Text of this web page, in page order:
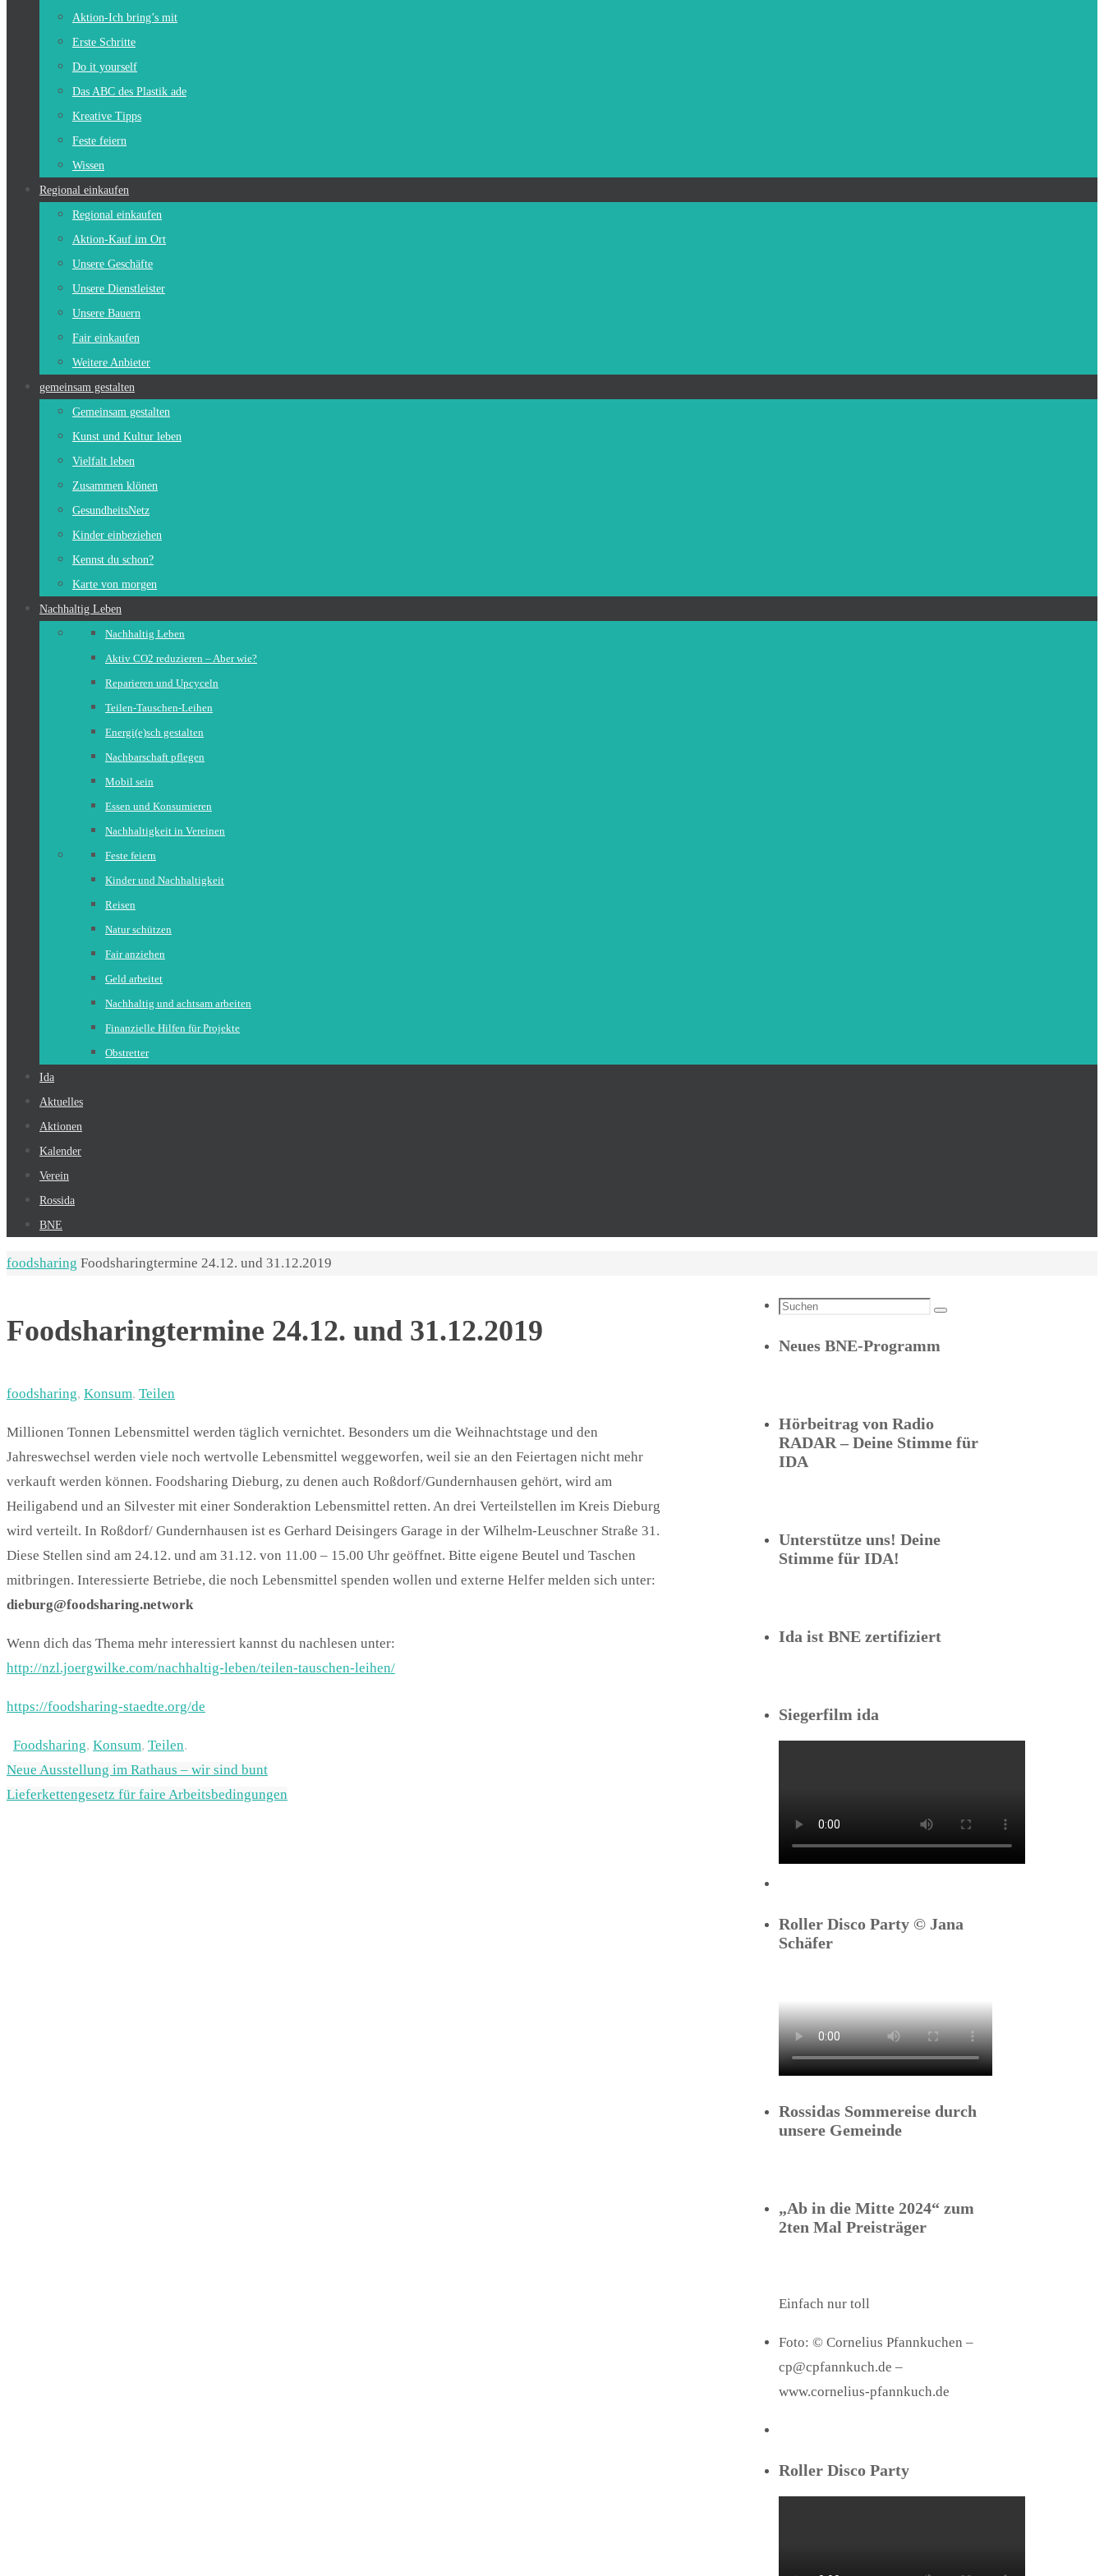
Aktion-Ich bring’s mit
Erste Schritte
Do it yourself
Das ABC des Plastik ade
Kreative Tipps
Feste feiern
Wissen
Regional einkaufen
Regional einkaufen
Aktion-Kauf im Ort
Unsere Geschäfte
Unsere Dienstleister
Unsere Bauern
Fair einkaufen
Weitere Anbieter
gemeinsam gestalten
Gemeinsam gestalten
Kunst und Kultur leben
Vielfalt leben
Zusammen klönen
GesundheitsNetz
Kinder einbeziehen
Kennst du schon?
Karte von morgen
Nachhaltig Leben
Nachhaltig Leben
Aktiv CO2 reduzieren – Aber wie?
Reparieren und Upcyceln
Teilen-Tauschen-Leihen
Energi(e)sch gestalten
Nachbarschaft pflegen
Mobil sein
Essen und Konsumieren
Nachhaltigkeit in Vereinen
Feste feiern
Kinder und Nachhaltigkeit
Reisen
Natur schützen
Fair anziehen
Geld arbeitet
Nachhaltig und achtsam arbeiten
Finanzielle Hilfen für Projekte
Obstretter
Ida
Aktuelles
Aktionen
Kalender
Verein
Rossida
BNE
Start
foodsharing Foodsharingtermine 24.12. und 31.12.2019
Foodsharingtermine 24.12. und 31.12.2019
foodsharing, Konsum, Teilen
Millionen Tonnen Lebensmittel werden täglich vernichtet. Besonders um die Weihnachtstage und den
Jahreswechsel werden viele noch wertvolle Lebensmittel weggeworfen, weil sie an den Feiertagen nicht mehr
verkauft werden können. Foodsharing Dieburg, zu denen auch Roßdorf/Gundernhausen gehört, wird am
Heiligabend und an Silvester mit einer Sonderaktion Lebensmittel retten. An drei Verteilstellen im Kreis Dieburg
wird verteilt. In Roßdorf/ Gundernhausen ist es Gerhard Deisingers Garage in der Wilhelm-Leuschner Straße 31.
Diese Stellen sind am 24.12. und am 31.12. von 11.00 – 15.00 Uhr geöffnet. Bitte eigene Beutel und Taschen
mitbringen. Interessierte Betriebe, die noch Lebensmittel spenden wollen und externe Helfer melden sich unter:
dieburg@foodsharing.network
Wenn dich das Thema mehr interessiert kannst du nachlesen unter:
http://nzl.joergwilke.com/nachhaltig-leben/teilen-tauschen-leihen/
https://foodsharing-staedte.org/de
Foodsharing, Konsum, Teilen.
Neue Ausstellung im Rathaus – wir sind bunt
Lieferkettengesetz für faire Arbeitsbedingungen
Suchen
Suchen
Neues BNE-Programm
Hörbeitrag von Radio
RADAR – Deine Stimme für
IDA
Unterstütze uns! Deine
Stimme für IDA!
Ida ist BNE zertifiziert
Siegerfilm ida
Roller Disco Party © Jana
Schäfer
Rossidas Sommereise durch
unsere Gemeinde
„Ab in die Mitte 2024“ zum
2ten Mal Preisträger
Einfach nur toll
Foto: © Cornelius Pfannkuchen –
cp@cpfannkuch.de –
www.cornelius-pfannkuch.de
Roller Disco Party